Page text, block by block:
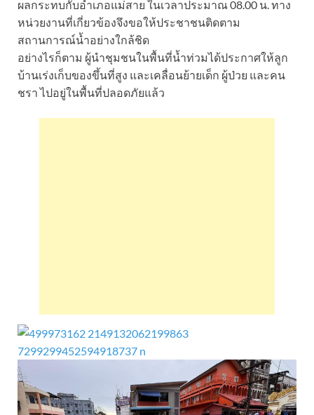
ผลกระทบกับอำเภอแม่สาย ในเวลาประมาณ 08.00 น. ทาง
หน่วยงานที่เกี่ยวข้องจึงขอให้ประชาชนติดตาม
สถานการณ์น้ำอย่างใกล้ชิด
อย่างไรก็ตาม ผู้นำชุมชนในพื้นที่น้ำท่วมได้ประกาศให้ลูก
บ้านเร่งเก็บของขึ้นที่สูง และเคลื่อนย้ายเด็ก ผู้ป่วย และคน
ชรา ไปอยู่ในพื้นที่ปลอดภัยแล้ว